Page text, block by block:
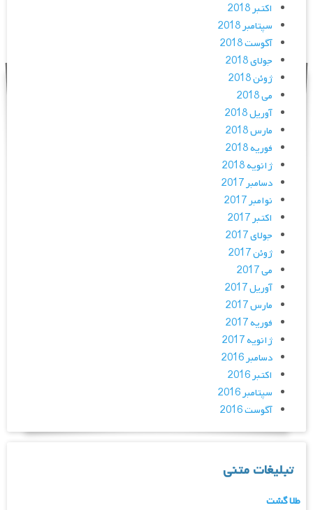
اکتبر 2018
سپتامبر 2018
آگوست 2018
جولای 2018
ژوئن 2018
می 2018
آوریل 2018
مارس 2018
فوریه 2018
ژانویه 2018
دسامبر 2017
نوامبر 2017
اکتبر 2017
جولای 2017
ژوئن 2017
می 2017
آوریل 2017
مارس 2017
فوریه 2017
ژانویه 2017
دسامبر 2016
اکتبر 2016
سپتامبر 2016
آگوست 2016
تبلیغات متنی
طلا گشت